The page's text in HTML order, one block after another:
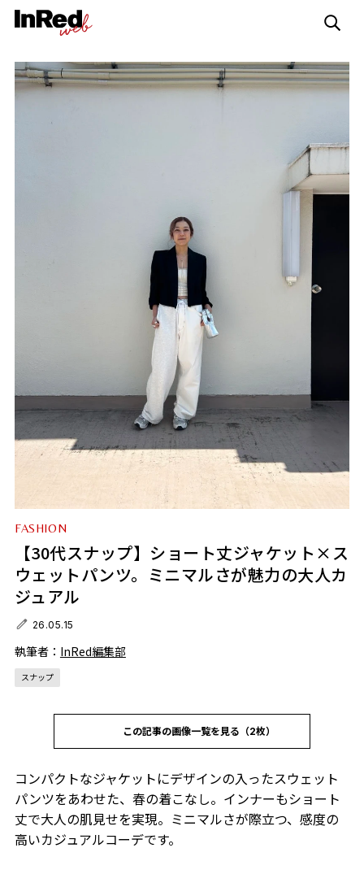
FASHION
【30代スナップ】ショート丈ジャケット×ス
ウェットパンツ。ミニマルさが魅力の大人カ
ジュアル
26.05.15
執筆者： InRed編集部
スナップ
この記事の画像一覧を見る（2枚）
コンパクトなジャケットにデザインの入ったスウェット
パンツをあわせた、春の着こなし。インナーもショート
丈で大人の肌見せを実現。ミニマルさが際立つ、感度の
高いカジュアルコーデです。